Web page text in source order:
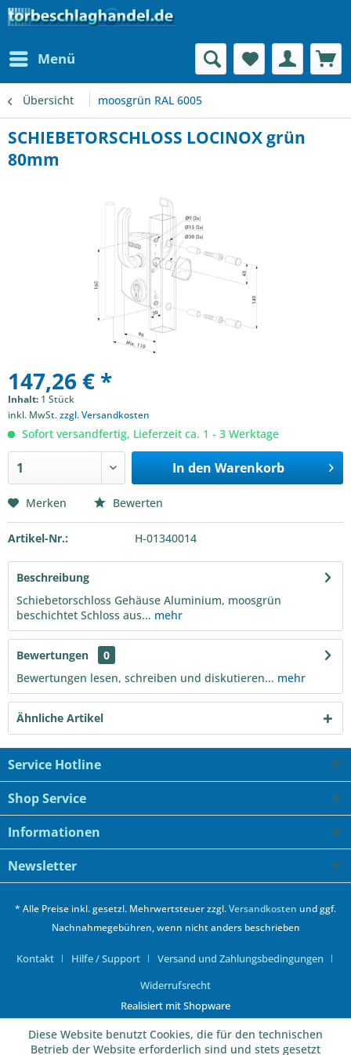
Menü
Übersicht moosgrün RAL 6005
SCHIEBETORSCHLOSS LOCINOX grün
80mm
147,26 € *
Inhalt: 1 Stück
inkl. MwSt.zzgl. Versandkosten
Sofort versandfertig, Lieferzeit ca. 1 - 3 Werktage
In den Warenkorb
Merken Bewerten
Artikel-Nr.: H-01340014
Beschreibung
Schiebetorschloss Gehäuse Aluminium, moosgrün
beschichtet Schloss aus... mehr
Bewertungen
0
Bewertungen lesen, schreiben und diskutieren... mehr
Ähnliche Artikel
Service Hotline
Shop Service
Informationen
Newsletter
* Alle Preise inkl. gesetzl. Mehrwertsteuer zzgl.Versandkosten und ggf.
Nachnahmegebühren, wenn nicht anders beschrieben
Kontakt Hilfe / Support
Versand und Zahlungsbedingungen
Widerrufsrecht
Realisiert mit Shopware
Diese Website benutzt Cookies, die für den technischen
Betrieb der Website erforderlich sind und stets gesetzt